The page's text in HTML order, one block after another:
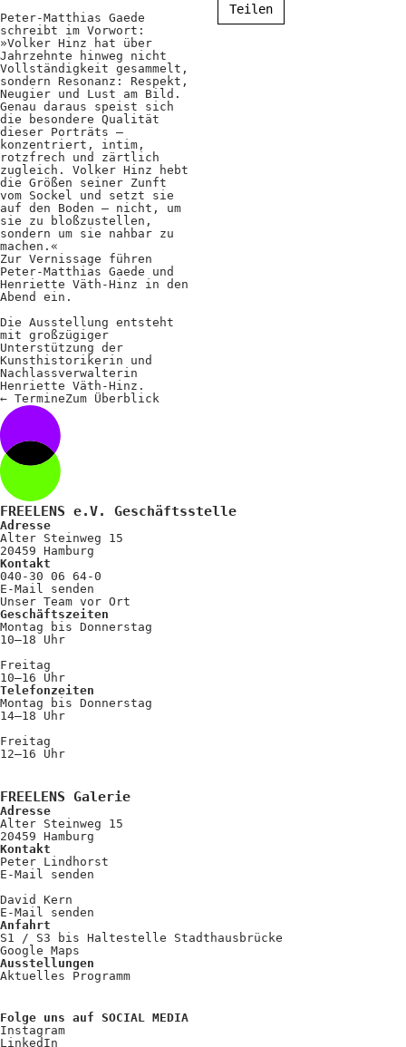
Peter-Matthias Gaede
schreibt im Vorwort:
»Volker Hinz hat über
Jahrzehnte hinweg nicht
Vollständigkeit gesammelt,
sondern Resonanz: Respekt,
Neugier und Lust am Bild.
Genau daraus speist sich
die besondere Qualität
dieser Porträts –
konzentriert, intim,
rotzfrech und zärtlich
zugleich. Volker Hinz hebt
die Größen seiner Zunft
vom Sockel und setzt sie
auf den Boden – nicht, um
sie zu bloßzustellen,
sondern um sie nahbar zu
machen.«
Zur Vernissage führen
Peter-Matthias Gaede und
Henriette Väth-Hinz in den
Abend ein.
Die Ausstellung entsteht
mit großzügiger
Unterstützung der
Kunsthistorikerin und
Nachlassverwalterin
Henriette Väth-Hinz.
Teilen
← TermineZum Überblick
FREELENS e.V. Geschäftsstelle
Adresse
Alter Steinweg 15
20459 Hamburg
Kontakt
040-30 06 64-0
E-Mail senden
Unser Team vor Ort
Geschäftszeiten
Montag bis Donnerstag
10–18 Uhr
Freitag
10–16 Uhr
Telefonzeiten
Montag bis Donnerstag
14–18 Uhr
Freitag
12–16 Uhr
FREELENS Galerie
Adresse
Alter Steinweg 15
20459 Hamburg
Kontakt
Peter Lindhorst
E-Mail senden
David Kern
E-Mail senden
Anfahrt
S1 / S3 bis Haltestelle Stadthausbrücke
Google Maps
Ausstellungen
Aktuelles Programm
Folge uns auf SOCIAL MEDIA
Instagram
LinkedIn